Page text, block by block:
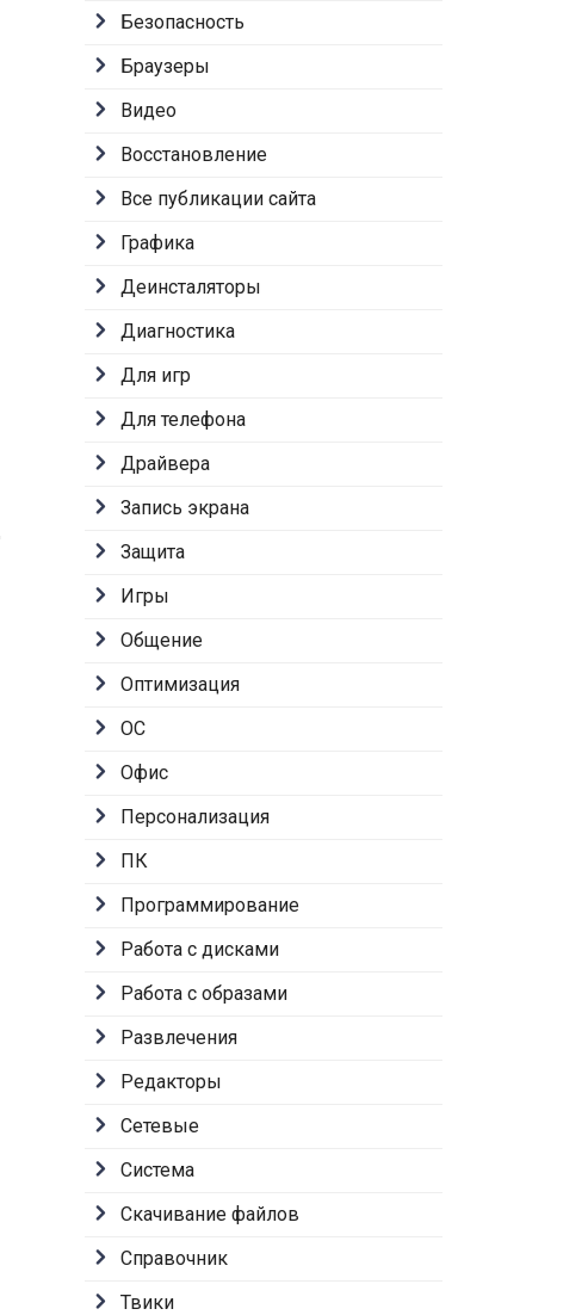
Безопасность
Браузеры
Видео
Восстановление
Все публикации сайта
Графика
Деинсталяторы
Диагностика
Для игр
Для телефона
Драйвера
Запись экрана
Защита
Игры
Общение
Оптимизация
ОС
Офис
Персонализация
ПК
Программирование
Работа с дисками
Работа с образами
Развлечения
Редакторы
Сетевые
Система
Скачивание файлов
Справочник
Твики